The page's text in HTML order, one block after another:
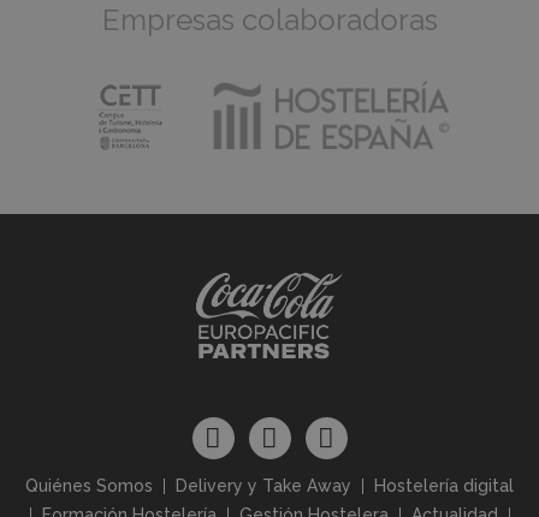
Empresas colaboradoras
Quiénes Somos Delivery y Take Away
Hostelería digital